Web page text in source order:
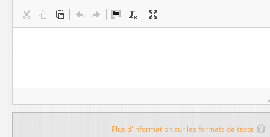
Plus d'information sur les formats de texte